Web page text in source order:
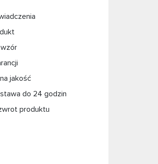
jakość
do 24 godzin
produktu